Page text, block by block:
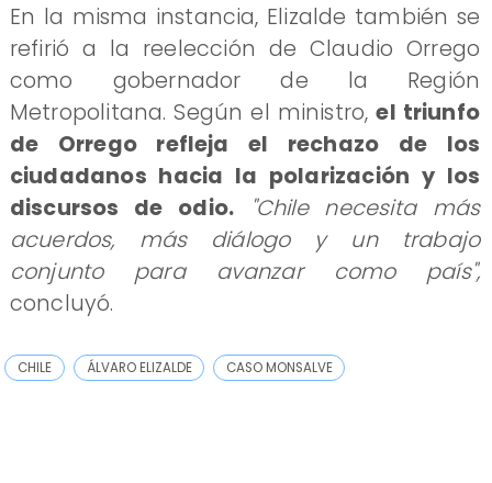
En la misma instancia, Elizalde también se
refirió a la reelección de Claudio Orrego
como gobernador de la Región
Metropolitana. Según el ministro,el triunfo
de Orrego refleja el rechazo de los
ciudadanos hacia la polarización y los
discursos de odio.
"Chile necesita más
acuerdos, más diálogo y un trabajo
conjunto para avanzar como país",
concluyó.
CHILE ÁLVARO ELIZALDE CASO MONSALVE